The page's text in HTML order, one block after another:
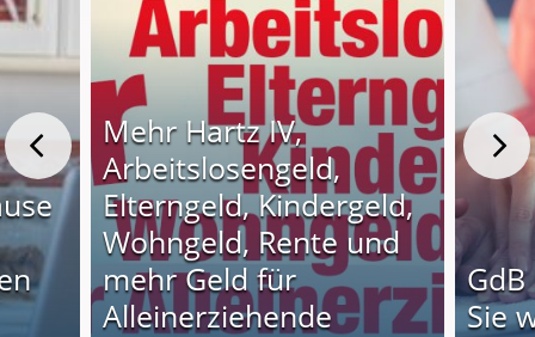
Mehr Hartz IV,
Arbeitslosengeld,
Elterngeld, Kindergeld,
Wohngeld, Rente und
mehr Geld für
Alleinerziehende
Sie